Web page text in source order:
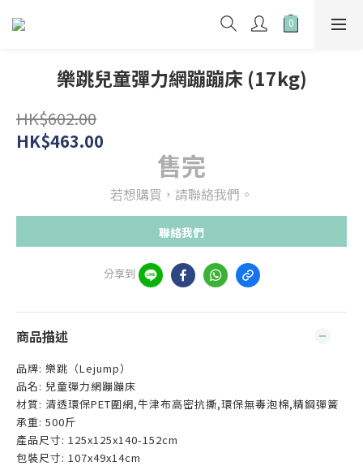
樂跳兒童彈力網蹦蹦床 (17kg)
HK$602.00
HK$463.00
售完
若想購買，請聯絡我們。
聯絡我們
分享到
商品描述
品牌: 樂跳（Lejump）
品名: 兒童彈力網蹦蹦床
材質: 清透環保PET圍網,牛津布高密抗撕,環保無毒泡棉,精鋼彈簧
承重: 500斤
產品尺寸: 125x125x140-152cm
包裝尺寸: 107x49x14cm